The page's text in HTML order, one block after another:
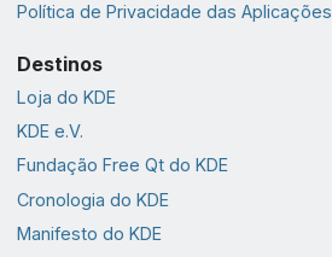
Política de Privacidade das Aplicações
Destinos
Loja do KDE
KDE e.V.
Fundação Free Qt do KDE
Cronologia do KDE
Manifesto do KDE